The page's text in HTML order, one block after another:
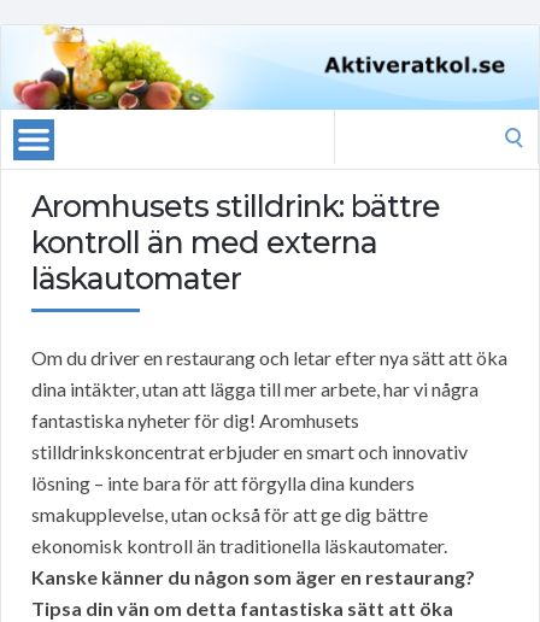
Aromhusets stilldrink: bättre
kontroll än med externa
läskautomater
Om du driver en restaurang och letar efter nya sätt att öka
dina intäkter, utan att lägga till mer arbete, har vi några
fantastiska nyheter för dig! Aromhusets
stilldrinkskoncentrat erbjuder en smart och innovativ
lösning – inte bara för att förgylla dina kunders
smakupplevelse, utan också för att ge dig bättre
ekonomisk kontroll än traditionella läskautomater.
Kanske känner du någon som äger en restaurang?
Tipsa din vän om detta fantastiska sätt att öka